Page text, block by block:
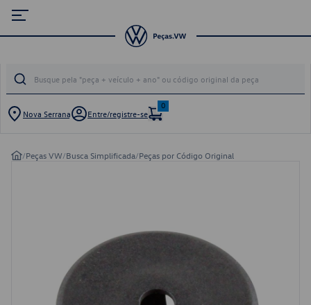
Nova Serrana Entre/registre-se
0
/Peças VW/Busca Simplificada/Peças por Código Original